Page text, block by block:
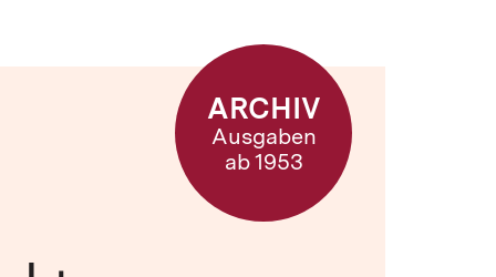
ARCHIV
Ausgaben
ab 1953